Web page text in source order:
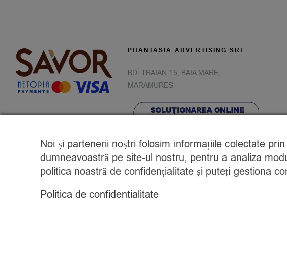
PHANTASIA ADVERTISING SRL
BD. TRAIAN 15, BAIA MARE,
MARAMURES
Copyright
Noi și partenerii noștri folosim informațiile colectate
dumneavoastră pe site-ul nostru, pentru a analiza
politica noastră de confidențialitate și puteți gestiona
Politica de confidentialitate